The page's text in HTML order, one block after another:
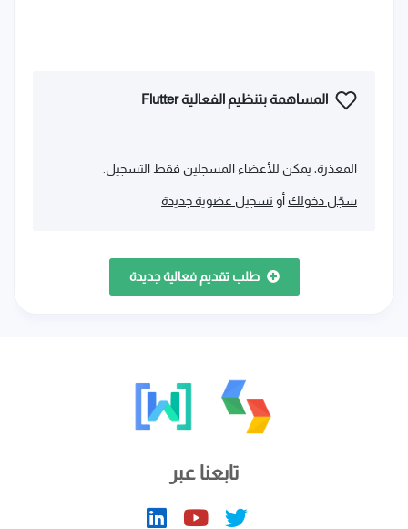
المساهمة بتنظيم الفعالية Flutter
المعذرة، يمكن للأعضاء المسجلين فقط التسجيل.
سجّل دخولك أو تسجيل عضوية جديدة
طلب تقديم فعالية جديدة
تابعنا عبر